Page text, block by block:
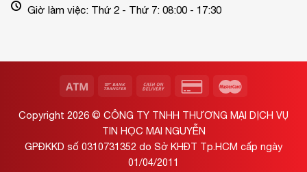
Giờ làm việc: Thứ 2 - Thứ 7: 08:00 - 17:30
Copyright 2026 © CÔNG TY TNHH THƯƠNG MẠI DỊCH VỤ
TIN HỌC MAI NGUYỄN
GPĐKKD số 0310731352 do Sở KHĐT Tp.HCM cấp ngày
01/04/2011